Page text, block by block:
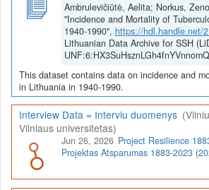
Ambrulevičiūtė, Aelita; Norkus,
"Incidence and Mortality of
1940-1990", https://hdl.handle.net/
Lithuanian Data Archive for SSH
This dataset contains data on incidence and
in Lithuania in 1940-1990.
Interview Data = Interviu duomenys
Vilniaus universitetas)
Jun 26, 2026 Project Resilience
Projektas Atsparumas 1883-2023